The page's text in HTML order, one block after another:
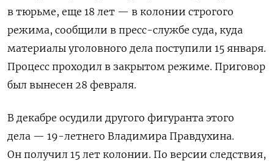
в тюрьме, еще 18 лет — в колонии строгого
режима, сообщили в пресс-службе суда, куда
материалы уголовного дела поступили 15 января.
Процесс проходил в закрытом режиме. Приговор
был вынесен 28 февраля.
В декабре осудили другого фигуранта этого
дела — 19-летнего Владимира Правдухина.
Он получил 15 лет колонии. По версии следствия,